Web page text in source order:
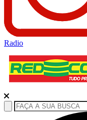
Radio